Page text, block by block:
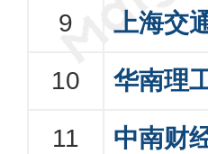
上海交
华南理
中南财